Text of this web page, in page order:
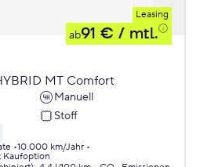
Leasing
ab91 € / mtl.
MT Comfort
Manuell
Stoff
10.000 km/Jahr
Kaufoption